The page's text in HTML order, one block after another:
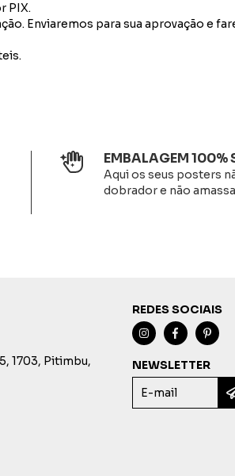
PIX.
Enviaremos para sua aprovação e
EMBALAGEM 100%
Aqui os seus posters
dobrador e não
1703, Pitimbu,
REDES SOCIAIS
NEWSLETTER